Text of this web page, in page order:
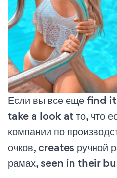
Если вы все еще find
take a look at то, что
компании по
очков, creates ручной
рамах, seen in their